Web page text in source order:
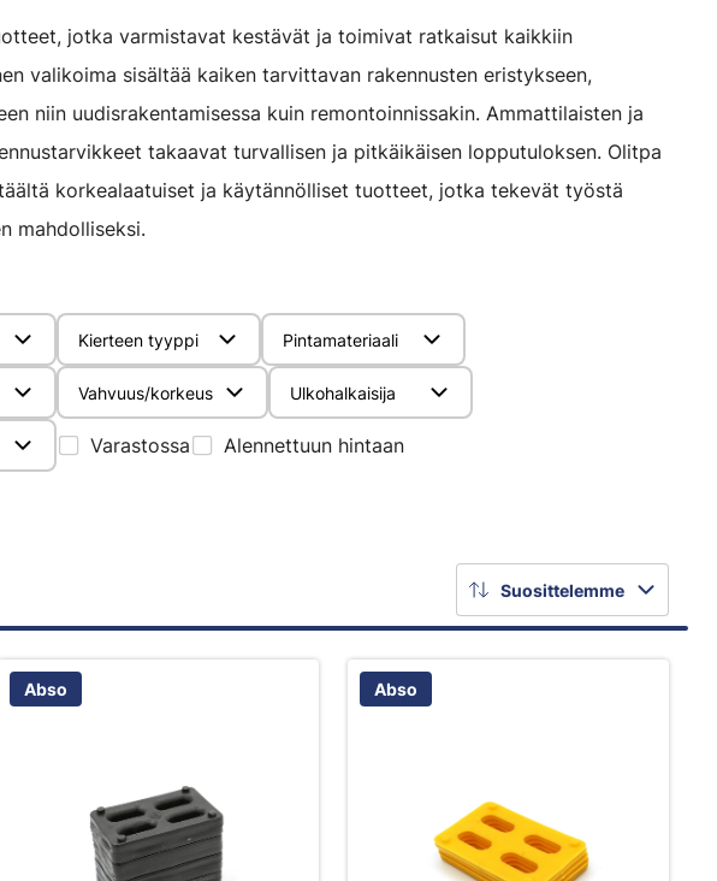
jotka varmistavat kestävät ja toimivat ratkaisut kaikkiin
valikoima sisältää kaiken tarvittavan rakennusten eristykseen,
niin uudisrakentamisessa kuin remontoinnissakin. Ammattilaisten ja
takaavat turvallisen ja pitkäikäisen lopputuloksen. Olitpa
korkealaatuiset ja käytännölliset tuotteet, jotka tekevät työstä
mahdolliseksi.
Kierteen tyyppi Pintamateriaali
Vahvuus/korkeus Ulkohalkaisija
Varastossa Alennettuun hintaan
Suosittelemme
Abso Abso